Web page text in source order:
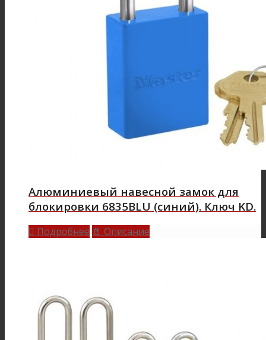
Алюминиевый навесной замок для
блокировки 6835BLU (синий). Ключ KD.
 Подробнее 📄 Описание